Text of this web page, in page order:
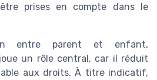
prises en compte dans le
entre parent et enfant,
un rôle central, car il réduit
aux droits. À titre indicatif,